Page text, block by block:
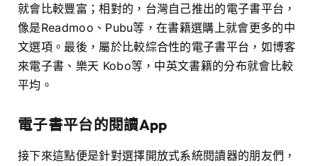
就會比較豐富；相對的，台灣自己推出的電子書平台，
像是Readmoo、Pubu等，在書籍選購上就會更多的中
文選項。最後，屬於比較綜合性的電子書平台，如博客
來電子書、樂天 Kobo等，中英文書籍的分布就會比較
平均。
電子書平台的閱讀App
接下來這點便是針對選擇開放式系統閱讀器的朋友們，